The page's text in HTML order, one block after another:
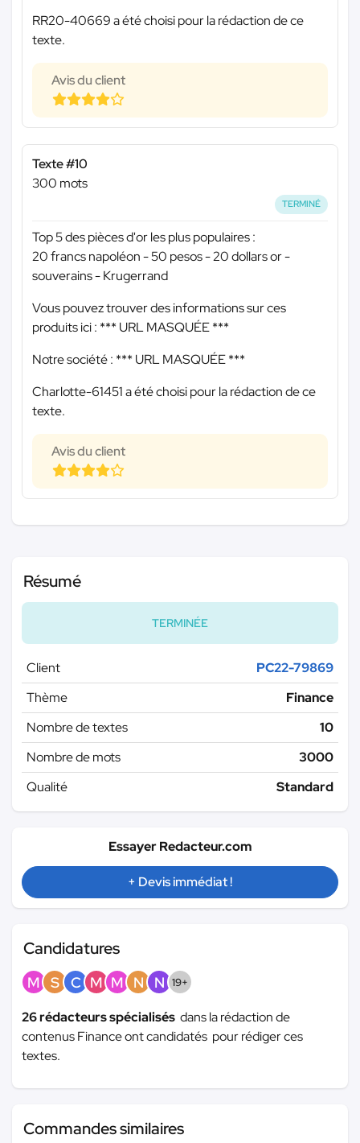
RR20-40669 a été choisi pour la rédaction de ce
texte.
Avis du client
Texte #10
300 mots
TERMINÉ
Top 5 des pièces d'or les plus populaires :
20 francs napoléon - 50 pesos - 20 dollars or -
souverains - Krugerrand
Vous pouvez trouver des informations sur ces
produits ici : *** URL MASQUÉE ***
Notre société : *** URL MASQUÉE ***
Charlotte-61451 a été choisi pour la rédaction de ce
texte.
Avis du client
Résumé
TERMINÉE
Client
PC22-79869
Thème
Finance
Nombre de textes
10
Nombre de mots
3000
Qualité
Standard
Essayer Redacteur.com
+ Devis immédiat !
Candidatures
M S C M M N N 19+
26 rédacteurs spécialisés dans la rédaction de
contenus Finance ont candidatés pour rédiger ces
textes.
Commandes similaires